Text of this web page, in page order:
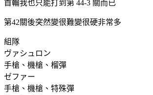
首輪我也只能打到第 44-3 關而已
第42關後突然變很難變很硬非常多
組隊
ヴァシュロン
手槍、機槍、榴彈
ゼファー
手槍、機槍、特殊彈